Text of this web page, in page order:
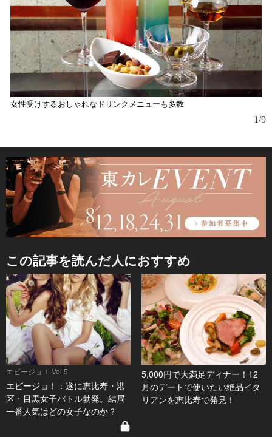
女性受けするおしゃれなドリンクメニューも多数
1/9
この記事を読んだ人におすすめ
エビージョ！ Vol.5
エビージョ！：遂に恵比寿・港
区・目黒女子バトル勃発。結局
一番人気はどの女子なのか？
5,000円で大満足ディナー！12
月のデートで使いたい絶品イタ
リアンを恵比寿で発見！